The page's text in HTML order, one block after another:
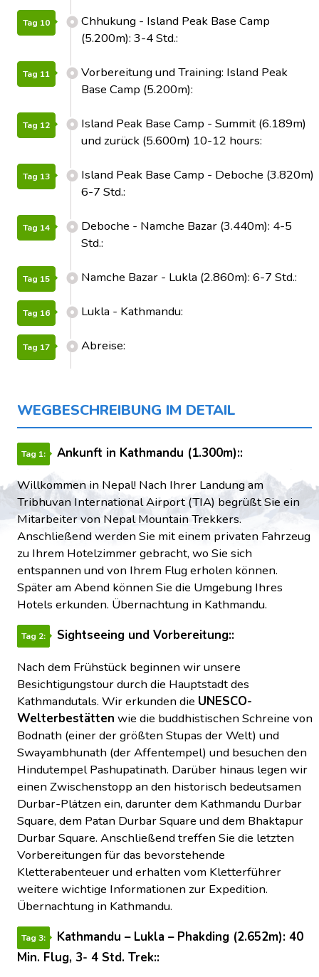
Tag 10
Chhukung - Island Peak Base Camp
(5.200m): 3-4 Std.:
Tag 11
Vorbereitung und Training: Island Peak
Base Camp (5.200m):
Tag 12
Island Peak Base Camp - Summit (6.189m)
und zurück (5.600m) 10-12 hours:
Tag 13
Island Peak Base Camp - Deboche (3.820m)
6-7 Std.:
Tag 14
Deboche - Namche Bazar (3.440m): 4-5
Std.:
Tag 15 Namche Bazar - Lukla (2.860m): 6-7 Std.:
Tag 16 Lukla - Kathmandu:
Tag 17 Abreise:
WEGBESCHREIBUNG IM DETAIL
Tag 1:
Ankunft in Kathmandu (1.300m)::
Willkommen in Nepal! Nach Ihrer Landung am
Tribhuvan International Airport (TIA) begrüßt Sie ein
Mitarbeiter von Nepal Mountain Trekkers.
Anschließend werden Sie mit einem privaten Fahrzeug
zu Ihrem Hotelzimmer gebracht, wo Sie sich
entspannen und von Ihrem Flug erholen können.
Später am Abend können Sie die Umgebung Ihres
Hotels erkunden. Übernachtung in Kathmandu.
Tag 2:
Sightseeing und Vorbereitung::
Nach dem Frühstück beginnen wir unsere
Besichtigungstour durch die Hauptstadt des
Kathmandutals. Wir erkunden die UNESCO-
Welterbestätten wie die buddhistischen Schreine von
Bodnath (einer der größten Stupas der Welt) und
Swayambhunath (der Affentempel) und besuchen den
Hindutempel Pashupatinath. Darüber hinaus legen wir
einen Zwischenstopp an den historisch bedeutsamen
Durbar-Plätzen ein, darunter dem Kathmandu Durbar
Square, dem Patan Durbar Square und dem Bhaktapur
Durbar Square. Anschließend treffen Sie die letzten
Vorbereitungen für das bevorstehende
Kletterabenteuer und erhalten vom Kletterführer
weitere wichtige Informationen zur Expedition.
Übernachtung in Kathmandu.
Tag 3:
Kathmandu – Lukla – Phakding (2.652m): 40
Min. Flug, 3- 4 Std. Trek::